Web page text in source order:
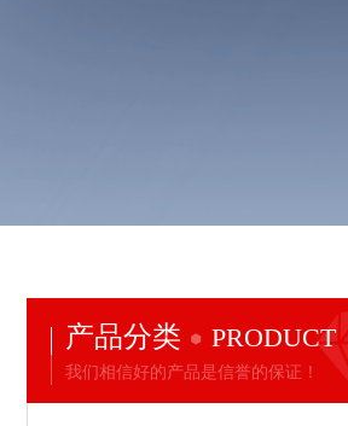
产品分类 PRODUCT
我们相信好的产品是信誉的保证！